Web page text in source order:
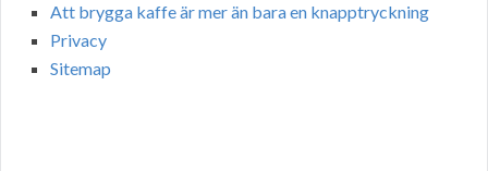
Att brygga kaffe är mer än bara en knapptryckning
Privacy
Sitemap